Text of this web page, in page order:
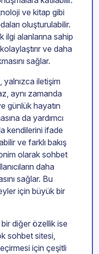
ve kitap gibi
oluşturulabilir.
ilgi alanlarına sahip
ve daha
sağlar.
iletişim
aynı zamanda
günlük hayatın
da yardımcı
kendilerini ifade
ve farklı bakış
olarak sohbet
daha
sağlar. Bu
için büyük bir
diğer özellik ise
sohbet sitesi,
için çeşitli